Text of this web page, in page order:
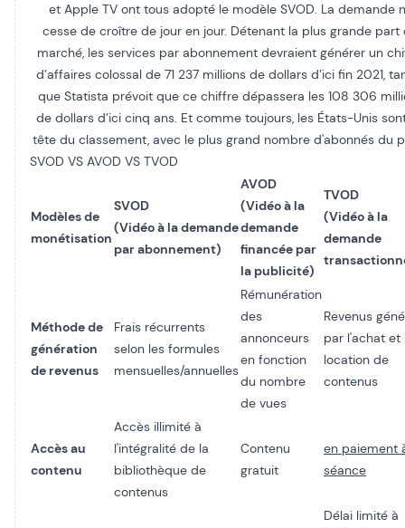
et Apple TV ont tous adopté le modèle SVOD. La demande
cesse de croître de jour en jour. Détenant la plus grande part
marché, les services par abonnement devraient générer un
d’affaires colossal de 71 237 millions de dollars d’ici fin 2021,
que Statista prévoit que ce chiffre dépassera les 108 306
de dollars d’ici cinq ans. Et comme toujours, les États-Unis
tête du classement, avec le plus grand nombre d'abonnés du
SVOD VS AVOD VS TVOD​
Modèles de
monétisation
SVOD
(Vidéo à la demande
par abonnement)
AVOD
(Vidéo à la
demande
financée par
la publicité)
TVOD
(Vidéo à la
demande
Méthode de
génération
de revenus
Frais récurrents
selon les formules
mensuelles/annuelles
Rémunération
des
annonceurs
en fonction
du nombre
de vues
Revenus
par l'achat et
location de
contenus
Accès au
contenu
Accès illimité à
l'intégralité de la
bibliothèque de
contenus
Contenu
gratuit
en paiement
séance
Délai limité à